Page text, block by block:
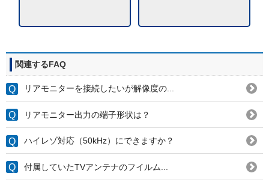
関連するFAQ
リアモニターを接続したいが解像度の...
リアモニター出力の端子形状は？
ハイレゾ対応（50kHz）にできますか？
付属していたTVアンテナのフイルム...